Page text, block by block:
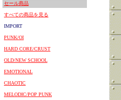
セール商品
すべての商品を見る
IMPORT
PUNK/OI
HARD CORE/CRUST
OLD/NEW SCHOOL
EMOTIONAL
CHAOTIC
MELODIC/POP PUNK